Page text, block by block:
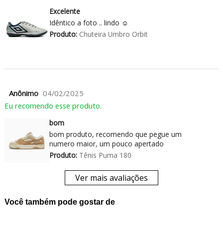
Excelente
Idêntico a foto .. lindo ☺️
Produto:Chuteira Umbro Orbit
Anônimo 04/02/2025
Eu recomendo esse produto.
bom
bom produto, recomendo que pegue um
numero maior, um pouco apertado
Produto:Tênis Puma 180
Ver mais avaliações
Você também pode gostar de